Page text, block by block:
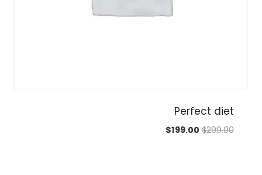
Perfect diet
$299.00
السعر
$199.00